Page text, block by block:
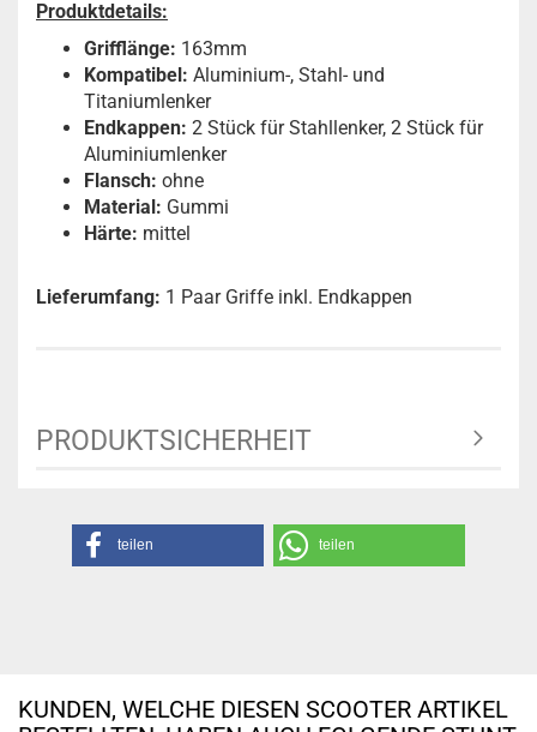
Produktdetails:
Grifflänge: 163mm
Kompatibel: Aluminium-, Stahl- und
Titaniumlenker
Endkappen: 2 Stück für Stahllenker, 2 Stück für
Aluminiumlenker
Flansch: ohne
Material: Gummi
Härte: mittel
Lieferumfang: 1 Paar Griffe inkl. Endkappen
PRODUKTSICHERHEIT
teilen teilen
KUNDEN, WELCHE DIESEN SCOOTER ARTIKEL